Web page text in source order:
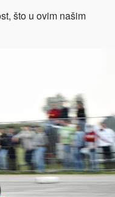
što u ovim našim